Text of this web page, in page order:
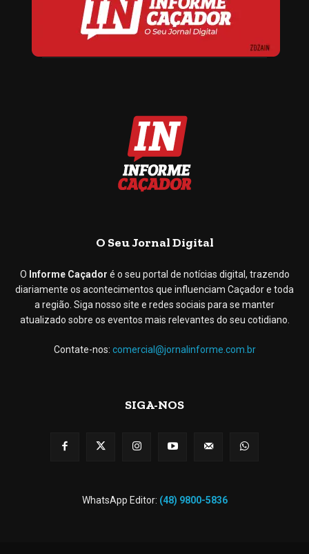
O Seu Jornal Digital
O Informe Caçador é o seu portal de notícias digital, trazendo
diariamente os acontecimentos que influenciam Caçador e toda
a região. Siga nosso site e redes sociais para se manter
atualizado sobre os eventos mais relevantes do seu cotidiano.
Contate-nos: comercial@jornalinforme.com.br
SIGA-NOS
WhatsApp Editor: (48) 9800-5836